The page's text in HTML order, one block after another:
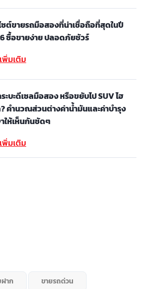
ซต์ขายรถมือสองที่น่าเชื่อถือที่สุดในปี
ซื้อขายง่าย ปลอดภัยชัวร์
พิ่มเติม
ะบะดีเซลมือสอง หรือขยับไป SUV ไฮ
คำนวณส่วนต่างค่าน้ำมันและค่าบำรุง
ให้เห็นกันชัดๆ
พิ่มเติม
าก ขายรถด่วน